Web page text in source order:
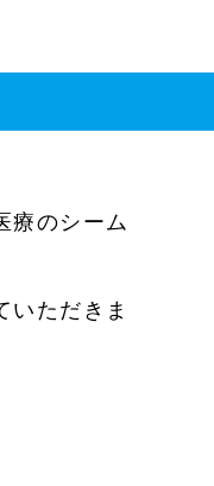
療のシーム
いただきま